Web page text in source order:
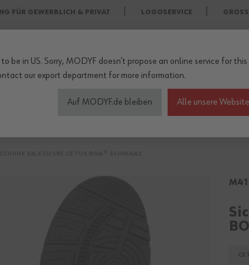
FÜR GEWERBLICH & PRIVAT LOGOSERVICE
Wetterschutzkleidung Arbeitsschutz
to be in US. Sorry, MODYF doesn’t propose an online service for
our export department for more information.
Auf MODYF.de bleiben Alle unsere